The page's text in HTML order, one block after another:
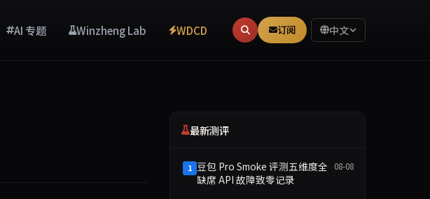
AI 专题 Winzheng Lab WDCD 订阅 中文
最新测评
1 豆包 Pro Smoke 评测五维度全
缺席 API 故障致零记录
08-08